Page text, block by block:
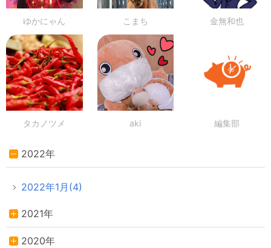
ゆかにゃん こまち 金無和也
タカノツメ aki 編集部
2022年
2022年1月(4)
2021年
2020年